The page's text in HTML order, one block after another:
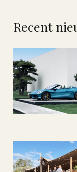
Recent